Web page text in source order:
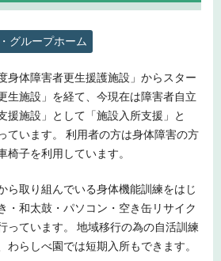
グループホーム
身体障害者更生援護施設」からスター
生施設」を経て、今現在は障害者自立
援施設」として「施設入所支援」と
ています。 利用者の方は身体障害の方
椅子を利用しています。
ら取り組んでいる身体機能訓練をはじ
・和太鼓・パソコン・空き缶リサイク
っています。 地域移行の為の自活訓練
わらしべ園では短期入所もできます。